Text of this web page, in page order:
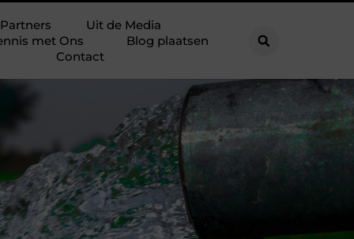
Partners
Uit de Media
met Ons
Blog plaatsen
Contact